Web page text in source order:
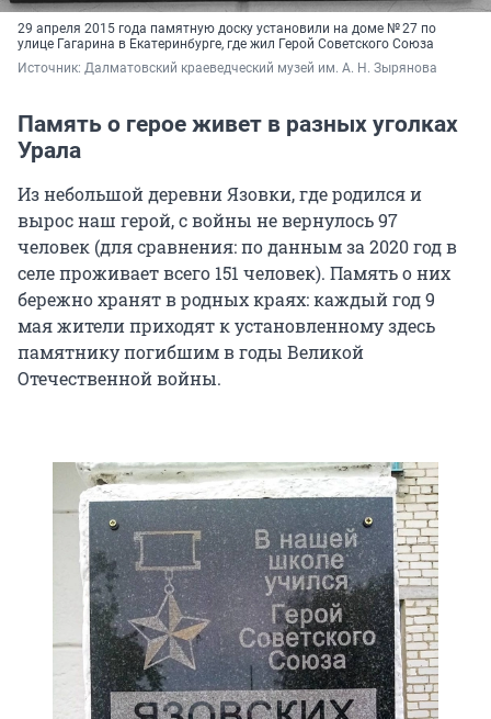
29 апреля 2015 года памятную доску установили на доме № 27 по
улице Гагарина в Екатеринбурге, где жил Герой Советского Союза
Источник: Далматовский краеведческий музей им. А. Н. Зырянова
Память о герое живет в разных уголках
Урала
Из небольшой деревни Язовки, где родился и
вырос наш герой, с войны не вернулось 97
человек (для сравнения: по данным за 2020 год в
селе проживает всего 151 человек). Память о них
бережно хранят в родных краях: каждый год 9
мая жители приходят к установленному здесь
памятнику погибшим в годы Великой
Отечественной войны.